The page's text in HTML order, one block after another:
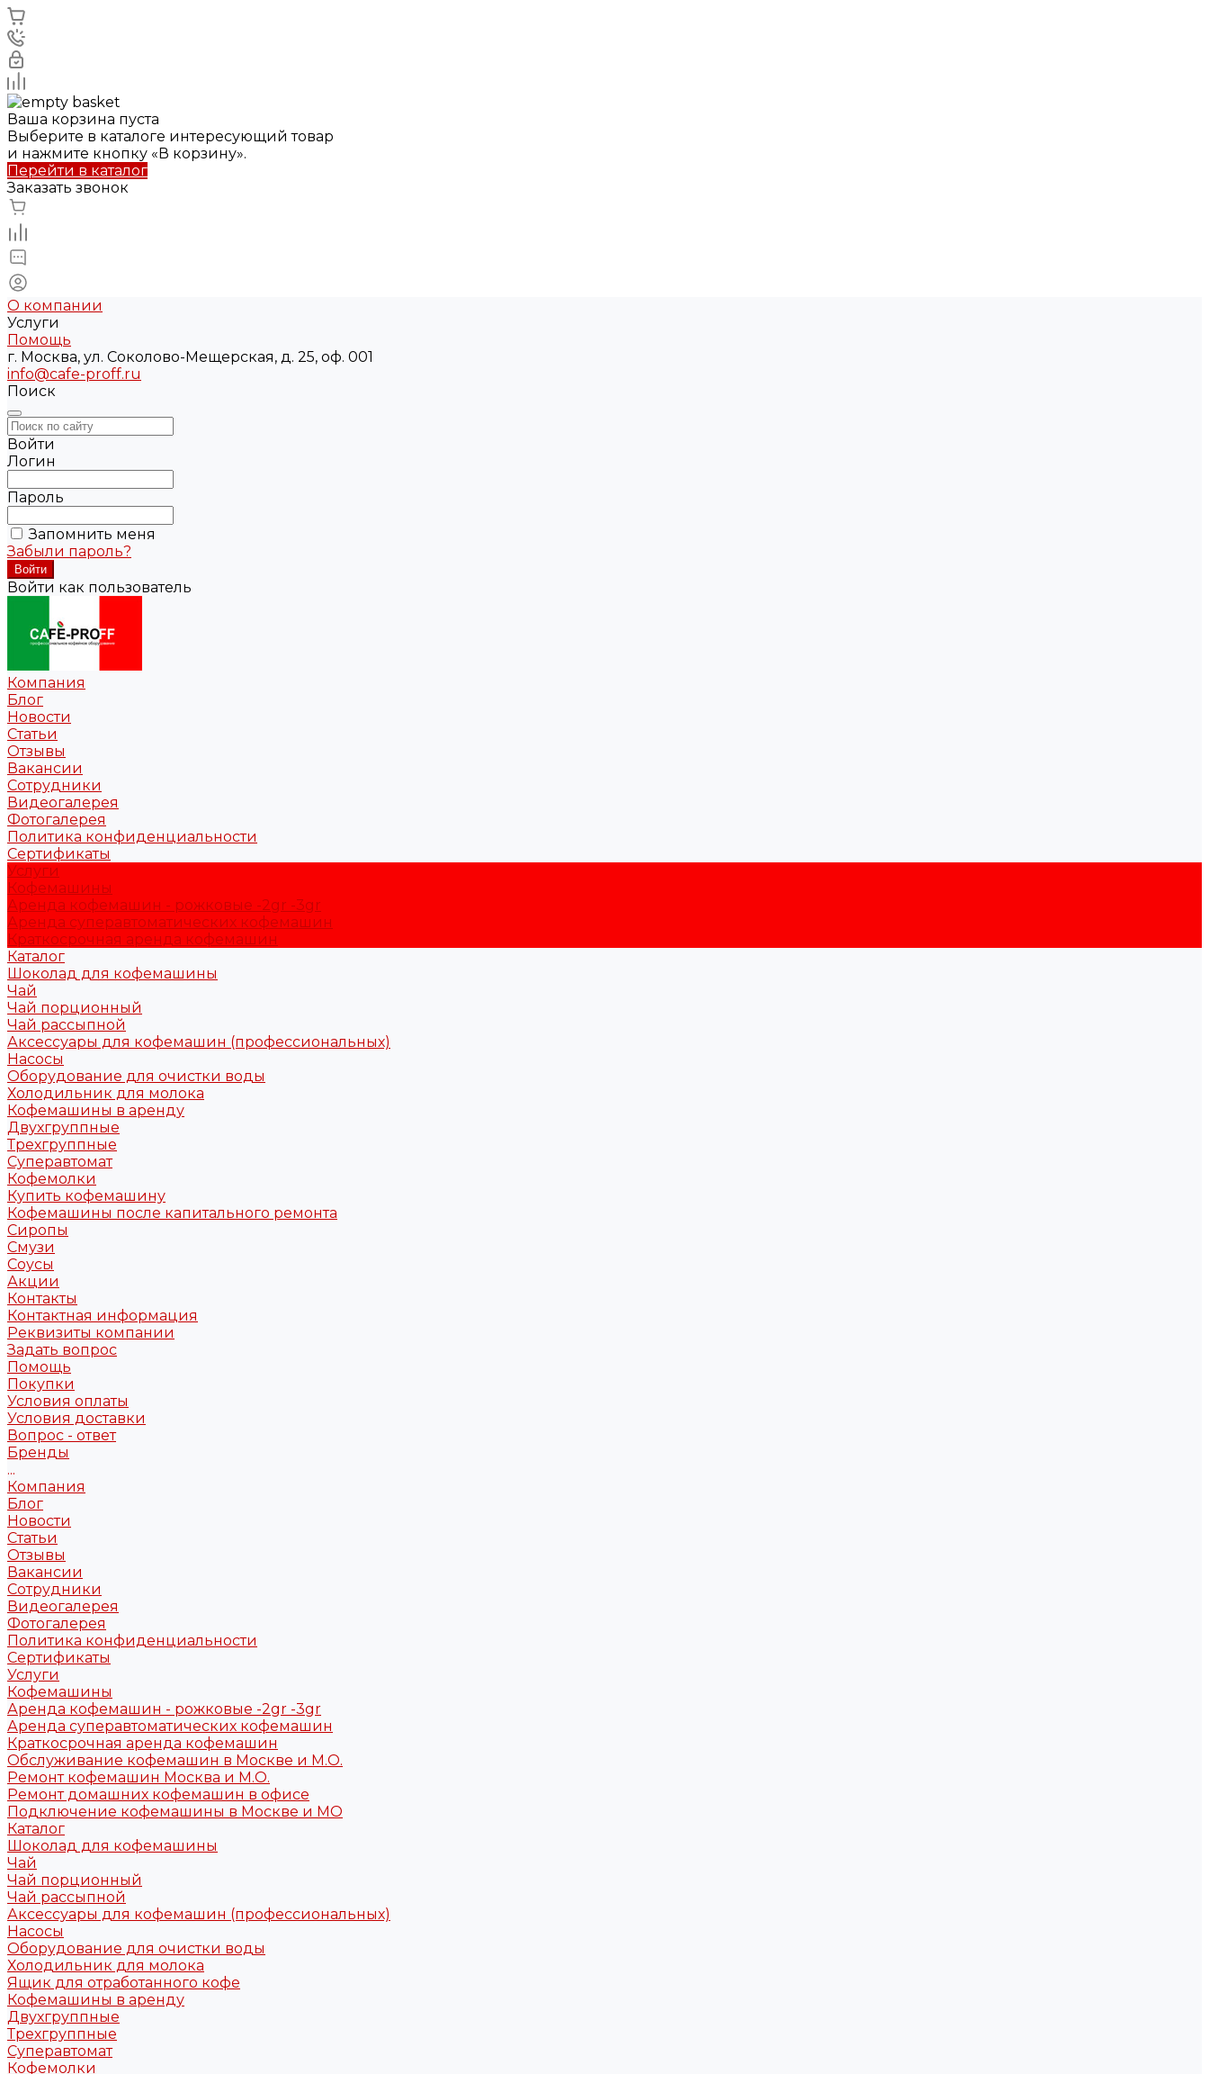
Ваша корзина пуста
Выберите в каталоге интересующий товар
и нажмите кнопку «В корзину».
Перейти в каталог
Заказать звонок
О компании
Услуги
Помощь
г. Москва, ул. Соколово-Мещерская, д. 25, оф. 001
info@cafe-proff.ru
Поиск
Войти
Логин
Пароль
Запомнить меня
Забыли пароль?
Войти как пользователь
Компания
Блог
Новости
Статьи
Отзывы
Вакансии
Сотрудники
Видеогалерея
Фотогалерея
Политика конфиденциальности
Сертификаты
Услуги
Кофемашины
Аренда кофемашин - рожковые -2gr -3gr
Аренда суперавтоматических кофемашин
Краткосрочная аренда кофемашин
Каталог
Шоколад для кофемашины
Чай
Чай порционный
Чай рассыпной
Аксессуары для кофемашин (профессиональных)
Насосы
Оборудование для очистки воды
Холодильник для молока
Кофемашины в аренду
Двухгруппные
Трехгруппные
Суперавтомат
Кофемолки
Купить кофемашину
Кофемашины после капитального ремонта
Сиропы
Смузи
Соусы
Акции
Контакты
Контактная информация
Реквизиты компании
Задать вопрос
Помощь
Покупки
Условия оплаты
Условия доставки
Вопрос - ответ
Бренды
...
Компания
Блог
Новости
Статьи
Отзывы
Вакансии
Сотрудники
Видеогалерея
Фотогалерея
Политика конфиденциальности
Сертификаты
Услуги
Кофемашины
Аренда кофемашин - рожковые -2gr -3gr
Аренда суперавтоматических кофемашин
Краткосрочная аренда кофемашин
Обслуживание кофемашин в Москве и М.О.
Ремонт кофемашин Москва и М.О.
Ремонт домашних кофемашин в офисе
Подключение кофемашины в Москве и МО
Каталог
Шоколад для кофемашины
Чай
Чай порционный
Чай рассыпной
Аксессуары для кофемашин (профессиональных)
Насосы
Оборудование для очистки воды
Холодильник для молока
Ящик для отработанного кофе
Кофемашины в аренду
Двухгруппные
Трехгруппные
Суперавтомат
Кофемолки